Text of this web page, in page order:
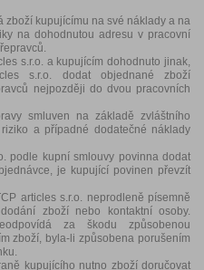
kupujícímu na své náklady a na
na dohodnutou adresu v pracovní
s.r.o. a kupujícím dohodnuto jinak,
s.r.o. dodat objednané zboží
nejpozději do dvou pracovních
smluven na základě zvláštního
a případné dodatečné náklady
kupní smlouvy povinna dodat
je kupující povinen převzít
articles s.r.o. neprodleně písemně
zboží nebo kontaktní osoby.
za škodu způsobenou
zboží, byla-li způsobena porušením
kupujícího nutno zboží doručovat